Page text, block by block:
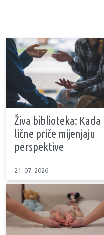
Živa biblioteka: Kada
lične priče mijenjaju
perspektive
21. 07. 2026